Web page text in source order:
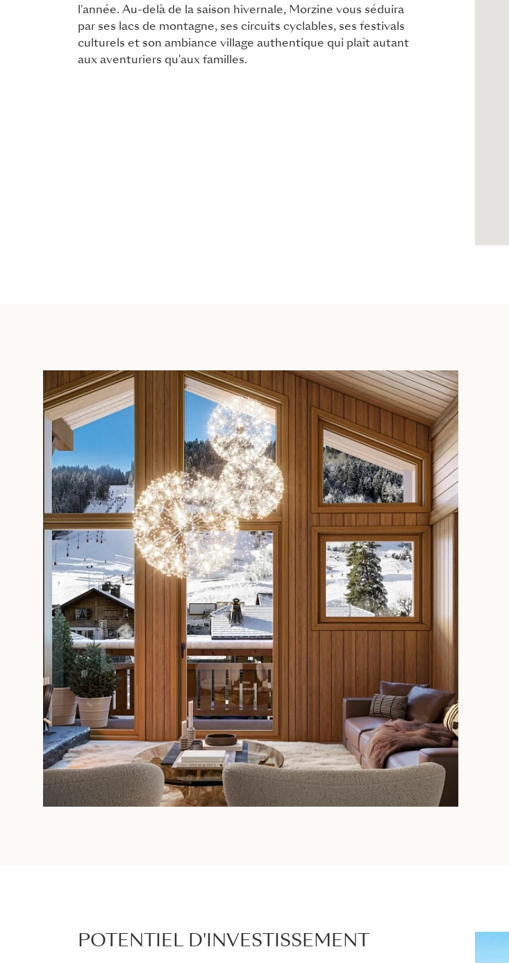
l'année. Au-delà de la saison hivernale, Morzine vous séduira
par ses lacs de montagne, ses circuits cyclables, ses festivals
culturels et son ambiance village authentique qui plaît autant
aux aventuriers qu'aux familles.
POTENTIEL D'INVESTISSEMENT